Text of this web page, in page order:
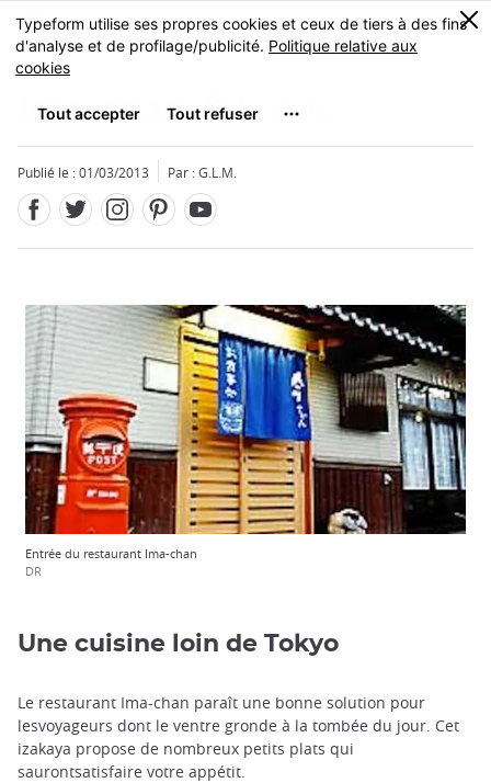
Skip
to
main
MENU
0
Ima-chan今ちゃん
Publié le : 01/03/2013 Par : G.L.M.
Entrée du restaurant Ima-chan
DR
Une cuisine loin de Tokyo
Le restaurant Ima-chan paraît une bonne solution pour
lesvoyageurs dont le ventre gronde à la tombée du jour. Cet
izakaya propose de nombreux petits plats qui
saurontsatisfaire votre appétit.